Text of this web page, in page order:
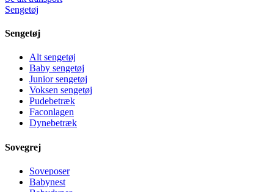
Sengetøj
Sengetøj
Alt sengetøj
Baby sengetøj
Junior sengetøj
Voksen sengetøj
Pudebetræk
Faconlagen
Dynebetræk
Sovegrej
Soveposer
Babynest